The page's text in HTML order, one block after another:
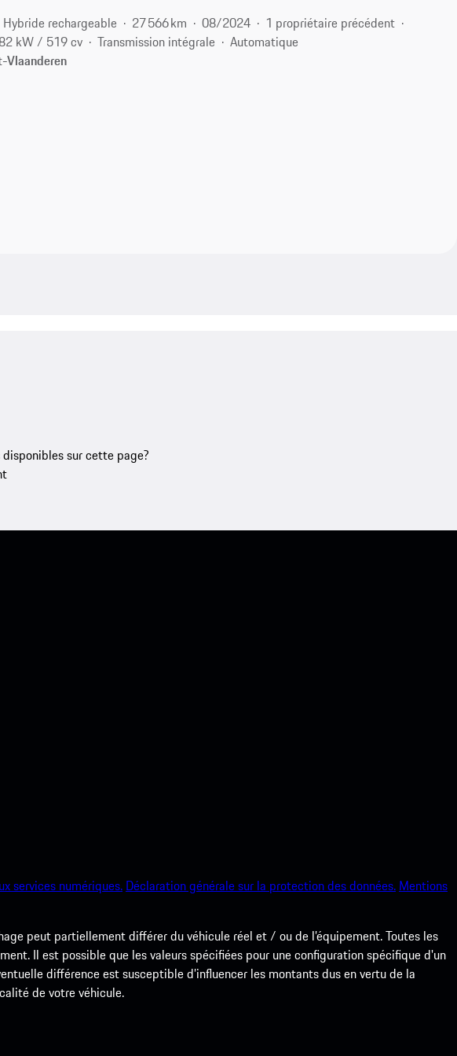
Hybride rechargeable 27 566 km 08/2024
1 propriétaire précédent
kW / 519 cv Transmission intégrale
Automatique
Vlaanderen
sur cette page?
services numériques. Déclaration générale sur la protection des données. Mentions
peut partiellement différer du véhicule réel et / ou de l’équipement. Toutes les
Il est possible que les valeurs spécifiées pour une configuration spécifique d'un
différence est susceptible d’influencer les montants dus en vertu de la
de votre véhicule.